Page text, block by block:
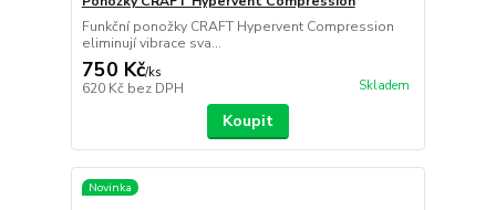
Funkční ponožky CRAFT Hypervent Compression
eliminují vibrace sva...
750 Kč/ks
620 Kč bez DPH Skladem
Koupit
Novinka